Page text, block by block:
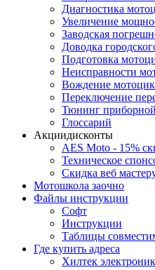
Диагноcтика
Увеличение
Заводская
Доводка
Подготовка
Неисправности
Вождение
Переключение
Тюнинг
Глоссарий
Акциидисконты
AES Moto - 15%
Техническое
Скидка веб
Мотошкола заочно
Файлы инструкции
Софт
Инструкции
Таблицы
Где купить адреса
Хилтек